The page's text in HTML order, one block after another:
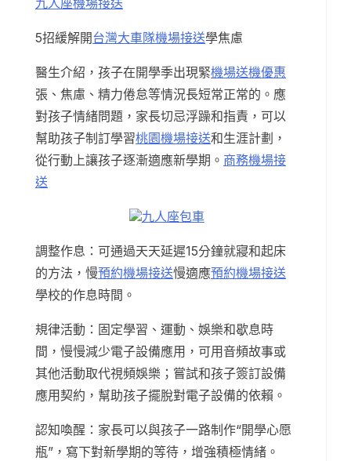
九人座機場接送
5招緩解開台灣大車隊機場接送學焦慮
醫生介紹，孩子在開學季出現緊機場送機優惠
張、焦慮、精力倦怠等情況長短常正常的。應
對孩子情緒問題，家長切忌浮躁和指責，可以
幫助孩子制訂學習桃園機場接送和生涯計劃，
從行動上讓孩子逐漸適應新學期。 商務機場接
送
九人座包車
調整作息：可通過天天延遲15分鐘就寢和起床
的方法，慢預約機場接送慢適應預約機場接送
學校的作息時間。
規律活動：固定學習、運動、娛樂和歇息時
間，慢慢減少電子設備應用，可用音頻故事或
其他活動取代視頻娛樂；嘗試和孩子簽訂設備
應用契約，幫助孩子擺脫對電子設備的依賴。
認知喚醒：家長可以與孩子一路制作“開學心愿
瓶”，寫下對新學期的等待，增強積極情緒。